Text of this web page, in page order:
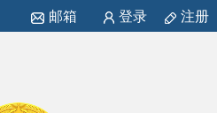
邮箱 登录 注册